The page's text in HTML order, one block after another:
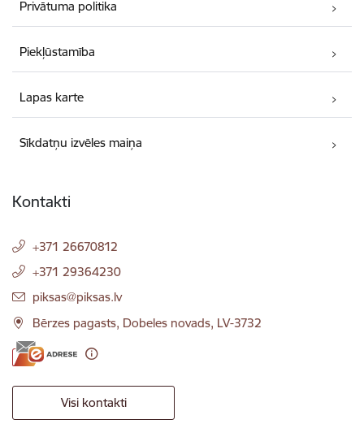
Privātuma politika
Piekļūstamība
Lapas karte
Sīkdatņu izvēles maiņa
Kontakti
+371 26670812
+371 29364230
E-pasts:
piksas@piksas.lv
Bērzes pagasts, Dobeles novads, LV-3732
Visi kontakti